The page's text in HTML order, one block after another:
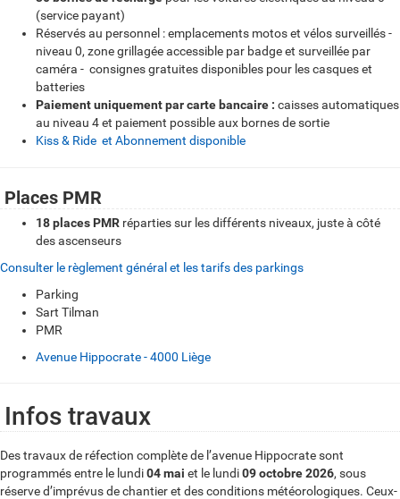
(service payant)
Réservés au personnel : emplacements motos et vélos surveillés -
niveau 0, zone grillagée accessible par badge et surveillée par
caméra - consignes gratuites disponibles pour les casques et
batteries
Paiement uniquement par carte bancaire : caisses automatiques
au niveau 4 et paiement possible aux bornes de sortie
Kiss & Ride et Abonnement disponible
Places PMR
18places PMR réparties sur les différents niveaux, juste à côté
des ascenseurs
Consulter le règlement général et les tarifs des parkings
Parking
Sart Tilman
PMR
Avenue Hippocrate - 4000 Liège
Infos travaux
Des travaux de réfection complète de l’avenue Hippocrate sont
programmés entre le lundi04 mai et le lundi09 octobre 2026, sous
réserve d’imprévus de chantier et des conditions météorologiques. Ceux-